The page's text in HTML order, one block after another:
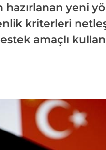
hazırlanan
kriterleri
amaçlı